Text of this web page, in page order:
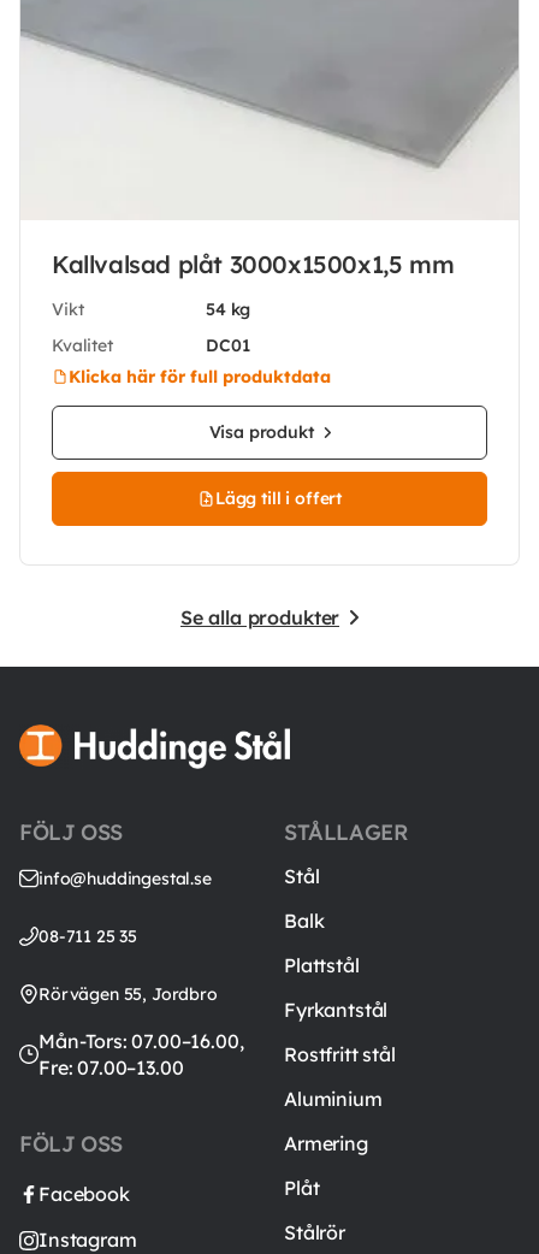
Kallvalsad plåt 3000x1500x1,5 mm
Vikt
54 kg
Kvalitet
DC01
Klicka här för full produktdata
Visa produkt
Lägg till i offert
Se alla produkter
FÖLJ OSS
info@huddingestal.se
08-711 25 35
Rörvägen 55, Jordbro
Mån-Tors: 07.00–16.00,
Fre: 07.00–13.00
FÖLJ OSS
Facebook
Instagram
STÅLLAGER
Stål
Balk
Plattstål
Fyrkantstål
Rostfritt stål
Aluminium
Armering
Plåt
Stålrör